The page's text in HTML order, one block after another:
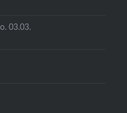
03.03.